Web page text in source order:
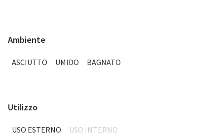
Ambiente
ASCIUTTO UMIDO BAGNATO
Utilizzo
USO ESTERNO USO INTERNO